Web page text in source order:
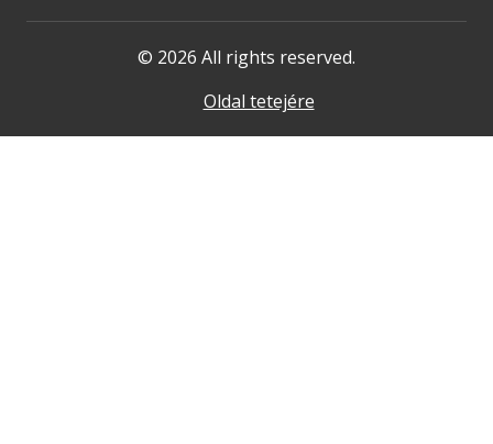
© 2026 All rights reserved.
Oldal tetejére